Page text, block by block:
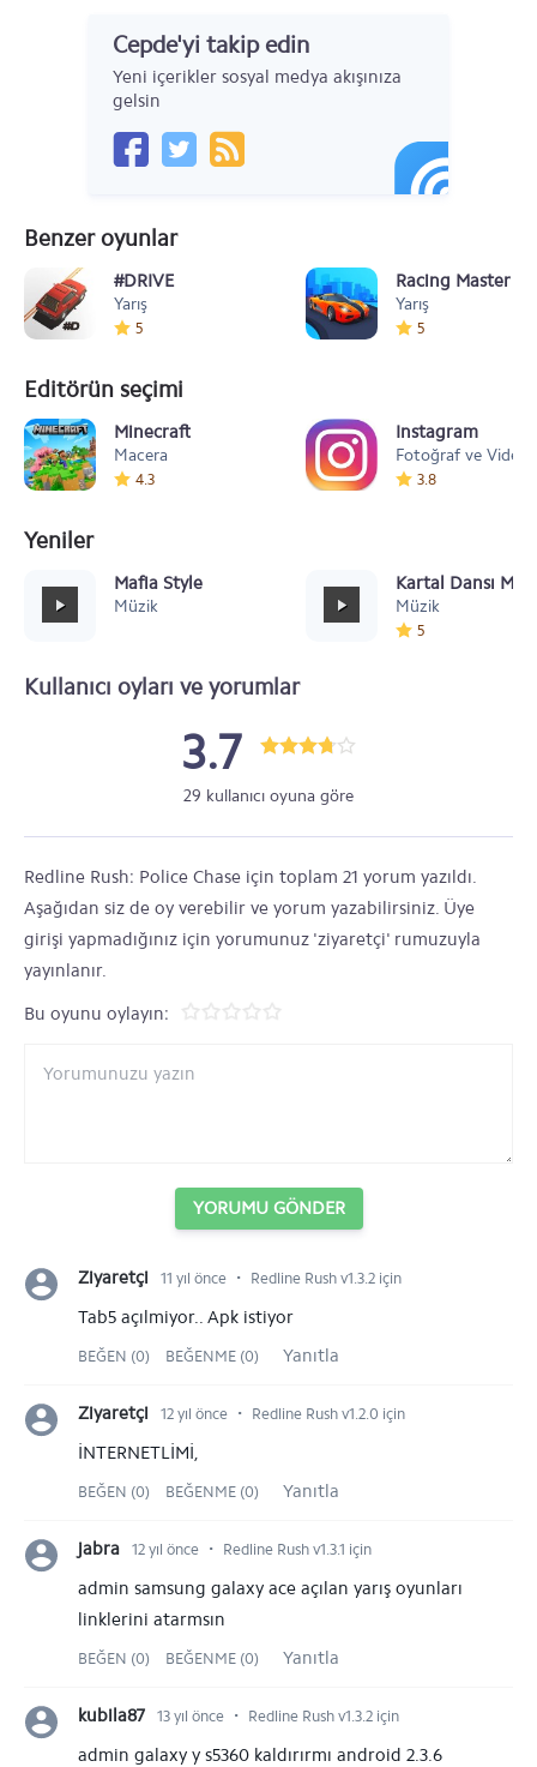
Cepde'yi takip edin
Yeni içerikler sosyal medya akışınıza
gelsin
Benzer oyunlar
#DRIVE
Yarış
5
Racing Master -
Yarış
5
Editörün seçimi
Minecraft
Macera
4.3
Instagram
Fotoğraf ve Video
3.8
Yeniler
Mafia Style
Müzik
Kartal Dansı
Müzik
5
Kullanıcı oyları ve yorumlar
3.7
29 kullanıcı oyuna göre
Redline Rush: Police Chase için toplam 21 yorum yazıldı.
Aşağıdan siz de oy verebilir ve yorum yazabilirsiniz. Üye
girişi yapmadığınız için yorumunuz 'ziyaretçi' rumuzuyla
yayınlanır.
Bu oyunu oylayın:
YORUMU GÖNDER
Ziyaretçi 11 yıl önce ⋅ Redline Rush v1.3.2 için
Tab5 açılmiyor.. Apk istiyor
BEĞEN (0) BEĞENME (0) Yanıtla
Ziyaretçi 12 yıl önce ⋅ Redline Rush v1.2.0 için
İNTERNETLİMİ,
BEĞEN (0) BEĞENME (0) Yanıtla
jabra 12 yıl önce ⋅ Redline Rush v1.3.1 için
admin samsung galaxy ace açılan yarış oyunları
linklerini atarmsın
BEĞEN (0) BEĞENME (0) Yanıtla
kubila87 13 yıl önce ⋅ Redline Rush v1.3.2 için
admin galaxy y s5360 kaldırırmı android 2.3.6